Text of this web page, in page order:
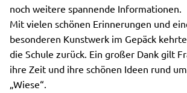
noch weitere spannende Informationen.
Mit vielen schönen Erinnerungen und
besonderen Kunstwerk im Gepäck
die Schule zurück. Ein großer Dank gilt
ihre Zeit und ihre schönen Ideen rund
„Wiese“.